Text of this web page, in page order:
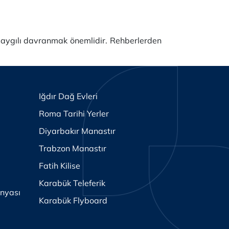
davranmak önemlidir. Rehberlerden
Iğdır Dağ Evleri
Roma Tarihi Yerler
Diyarbakır Manastır
Trabzon Manastır
Fatih Kilise
Karabük Teleferik
Karabük Flyboard